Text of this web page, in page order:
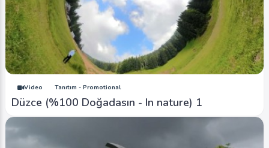
Video Tanıtım - Promotional
Düzce (%100 Doğadasın - In nature) 1